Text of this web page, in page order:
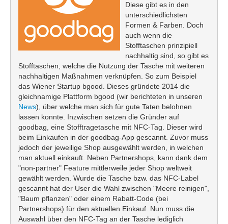
Diese gibt es in den
unterschiedlichsten
Formen & Farben. Doch
auch wenn die
Stofftaschen prinzipiell
nachhaltig sind, so gibt es
Stofftaschen, welche die Nutzung der Tasche mit weiteren
nachhaltigen Maßnahmen verknüpfen. So zum Beispiel
das Wiener Startup bgood. Dieses gründete 2014 die
gleichnamige Plattform bgood (wir berichteten in unseren
News), über welche man sich für gute Taten belohnen
lassen konnte. Inzwischen setzen die Gründer auf
goodbag, eine Stofftragetasche mit NFC-Tag. Dieser wird
beim Einkaufen in der goodbag-App gescannt. Zuvor muss
jedoch der jeweilige Shop ausgewählt werden, in welchen
man aktuell einkauft. Neben Partnershops, kann dank dem
"non-partner" Feature mittlerweile jeder Shop weltweit
gewählt werden. Wurde die Tasche bzw. das NFC-Label
gescannt hat der User die Wahl zwischen "Meere reinigen",
"Baum pflanzen" oder einem Rabatt-Code (bei
Partnershops) für den aktuellen Einkauf. Nun muss die
Auswahl über den NFC-Tag an der Tasche lediglich